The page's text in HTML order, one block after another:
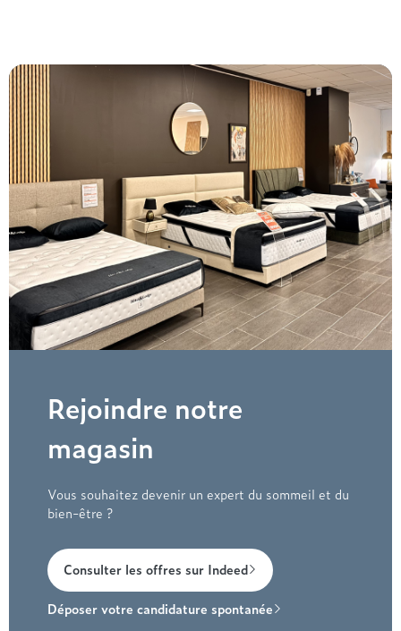
Rejoindre notre
magasin
Vous souhaitez devenir un expert du sommeil et du
bien-être ?
Consulter les offres sur Indeed
Déposer votre candidature spontanée